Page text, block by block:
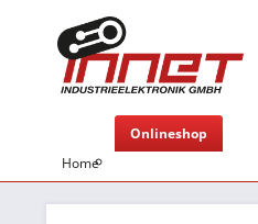
Home
Onlineshop